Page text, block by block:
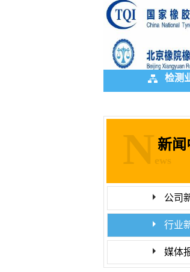
检测
新闻
News
公司
行业
媒体